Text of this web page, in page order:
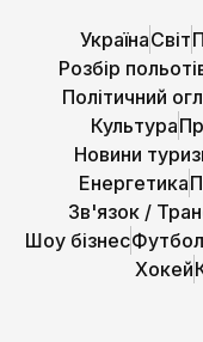
УкраїнаСвіт
Розбір
Політичний
Культура
Новини
Енергетика
Зв'язок /
Шоу бізнесФутбол
Хокей